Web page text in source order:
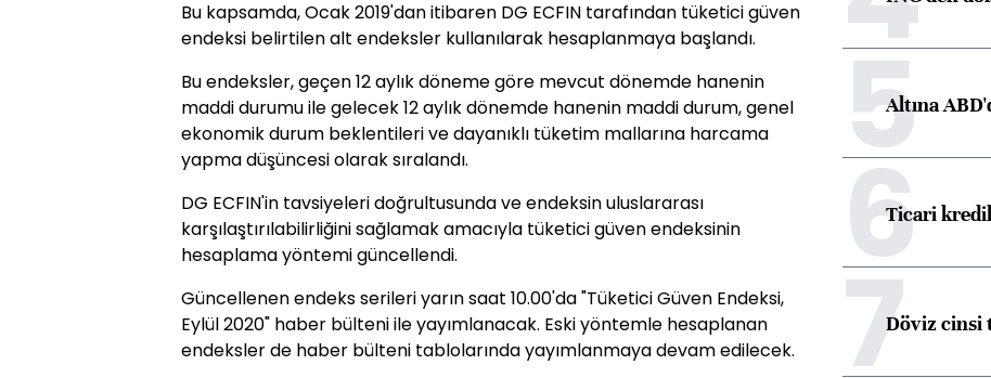
Bu kapsamda, Ocak 2019'dan itibaren DG ECFIN tarafından tüketici güven
endeksi belirtilen alt endeksler kullanılarak hesaplanmaya başlandı.
Bu endeksler, geçen 12 aylık döneme göre mevcut dönemde hanenin
maddi durumu ile gelecek 12 aylık dönemde hanenin maddi durum, genel
ekonomik durum beklentileri ve dayanıklı tüketim mallarına harcama
yapma düşüncesi olarak sıralandı.
DG ECFIN'in tavsiyeleri doğrultusunda ve endeksin uluslararası
karşılaştırılabilirliğini sağlamak amacıyla tüketici güven endeksinin
hesaplama yöntemi güncellendi.
Güncellenen endeks serileri yarın saat 10.00'da "Tüketici Güven Endeksi,
Eylül 2020" haber bülteni ile yayımlanacak. Eski yöntemle hesaplanan
endeksler de haber bülteni tablolarında yayımlanmaya devam edilecek.
5
Altına
6
Ticari
7Döviz cinsi